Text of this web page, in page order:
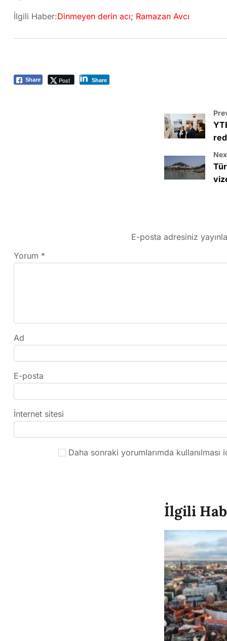
İlgili Haber:Dinmeyen derin acı; Ramazan Avcı
Share Post Share
E-posta adresiniz
Yorum *
Ad
E-posta
İnternet sitesi
Daha sonraki yorumlarımda
İlgili